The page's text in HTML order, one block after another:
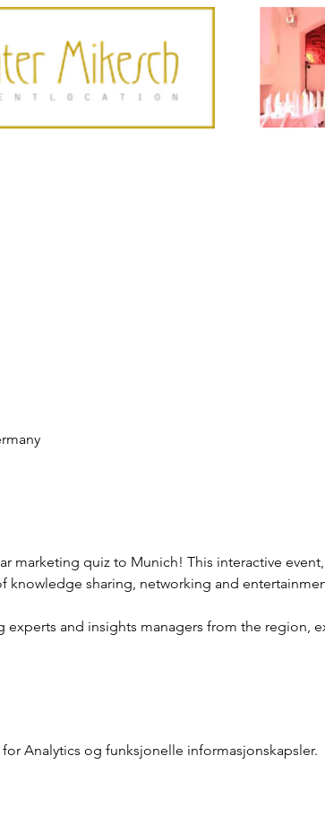
marketing quiz to Munich! This interactive
sharing, networking and
and insights managers from the region,
Analytics og funksjonelle informasjonskapsler.